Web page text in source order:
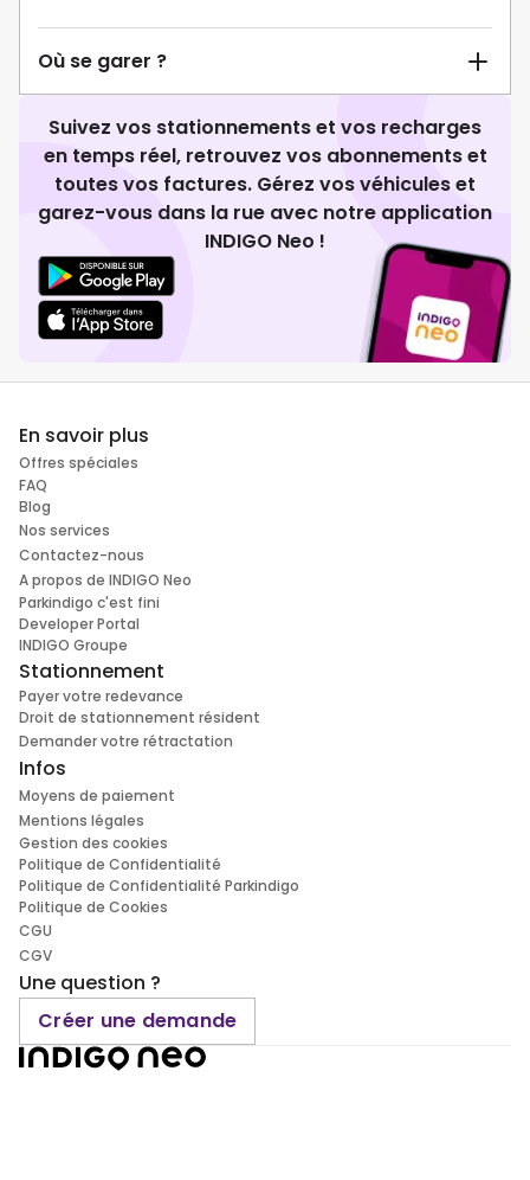
Où se garer ?
Suivez vos stationnements et vos recharges
en temps réel, retrouvez vos abonnements et
toutes vos factures. Gérez vos véhicules et
garez-vous dans la rue avec notre application
INDIGO Neo !
En savoir plus
Offres spéciales
FAQ
Blog
Nos services
Contactez-nous
A propos de INDIGO Neo
Parkindigo c'est fini
Developer Portal
INDIGO Groupe
Stationnement
Payer votre redevance
Droit de stationnement résident
Demander votre rétractation
Infos
Moyens de paiement
Mentions légales
Gestion des cookies
Politique de Confidentialité
Politique de Confidentialité Parkindigo
Politique de Cookies
CGU
CGV
Une question ?
Créer une demande